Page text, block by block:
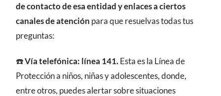
de contacto de esa entidad y enlaces a ciertos
canales de atención para que resuelvas todas tus
preguntas:
☎️Vía telefónica: línea 141.Esta es la Línea de
Protección a niños, niñas y adolescentes, donde,
entre otros, puedes alertar sobre situaciones